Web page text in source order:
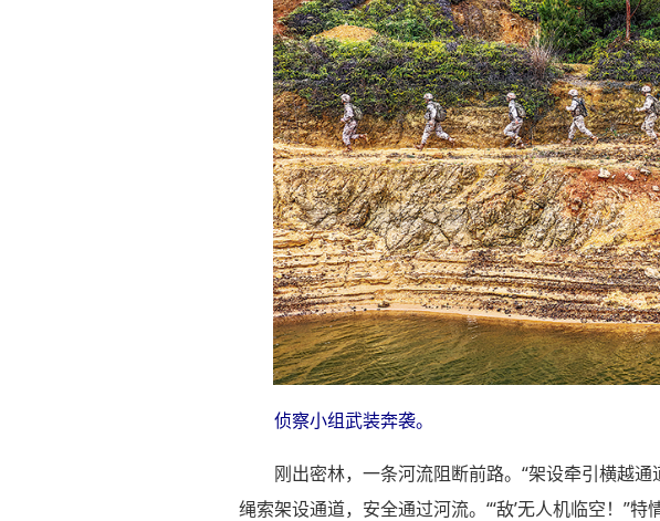
侦察小组武装奔袭。
刚出密林，一条河流阻断前路。“架设牵引横越
绳索架设通道，安全通过河流。“‘敌’无人机临空！”